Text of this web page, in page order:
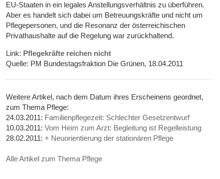
EU-Staaten in ein legales Anstellungsverhältnis zu überführen.
Aber es handelt sich dabei um Betreuungskräfte und nicht um
Pflegepersonen, und die Resonanz der österreichischen
Privathaushalte auf die Regelung war zurückhaltend.
Link: Pflegekräfte reichen nicht
Quelle: PM Bundestagsfraktion Die Grünen, 18.04.2011
Weitere Artikel, nach dem Datum ihres Erscheinens geordnet,
zum Thema Pflege:
24.03.2011: Familienpflegezeit: Schlechter Gesetzentwurf
10.03.2011:Vom Heim zum Arzt: Begleitung ist Regelleistung
28.02.2011:+ Neuorientierung der stationären Pflege
Alle Artikel zum Thema Pflege